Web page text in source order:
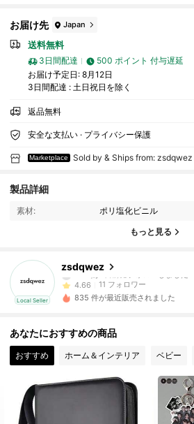
お届け先 Japan
送料無料
3日間配達
500 ポイント 付与遅延
お届け予定日: 8月12日
3日間配達 : 土日祝日を除く
返品無料
安全な支払い · プライバシー保護
Marketplace Sold by & Ships from: zsdqwez
製品詳細
素材: ポリ塩化ビニル
もっと見る
Local Seller
zsdqwez
11 フォロワー
4.66 11 フォロワー
4.66 11 フォロワー
11 フォロワー
835 件が最近販売されました
あなたにおすすめの商品
おすすめ ホーム＆インテリア ベビー